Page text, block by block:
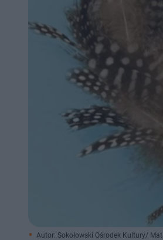
Autor: Sokołowski Ośrodek Kultury/